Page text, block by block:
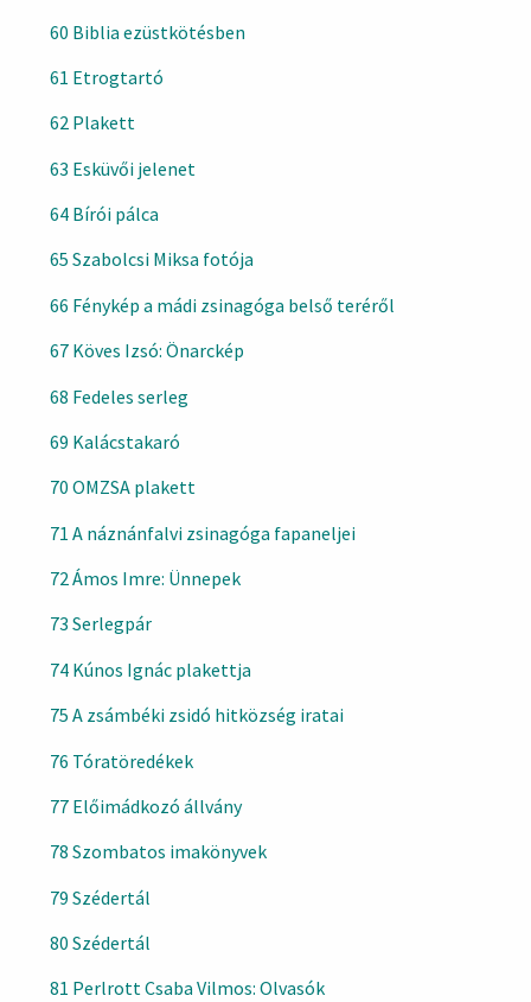
60 Biblia ezüstkötésben
61 Etrogtartó
62 Plakett
63 Esküvői jelenet
64 Bírói pálca
65 Szabolcsi Miksa fotója
66 Fénykép a mádi zsinagóga belső teréről
67 Köves Izsó: Önarckép
68 Fedeles serleg
69 Kalácstakaró
70 OMZSA plakett
71 A náznánfalvi zsinagóga fapaneljei
72 Ámos Imre: Ünnepek
73 Serlegpár
74 Kúnos Ignác plakettja
75 A zsámbéki zsidó hitközség iratai
76 Tóratöredékek
77 Előimádkozó állvány
78 Szombatos imakönyvek
79 Szédertál
80 Szédertál
81 Perlrott Csaba Vilmos: Olvasók